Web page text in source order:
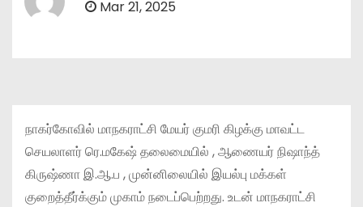
Mar 21, 2025
நாகர்கோவில் மாநகராட்சி மேயர் குமரி கிழக்கு மாவட்ட
செயலாளர் ரெ.மகேஷ் தலைமையில் , ஆணையர் நிஷாந்த்
கிருஷ்ணா இ.ஆ.ப , முன்னிலையில் இயல்பு மக்கள்
குறைத்தீர்க்கும் முகாம் நடைப்பெற்றது. உடன் மாநகராட்சி